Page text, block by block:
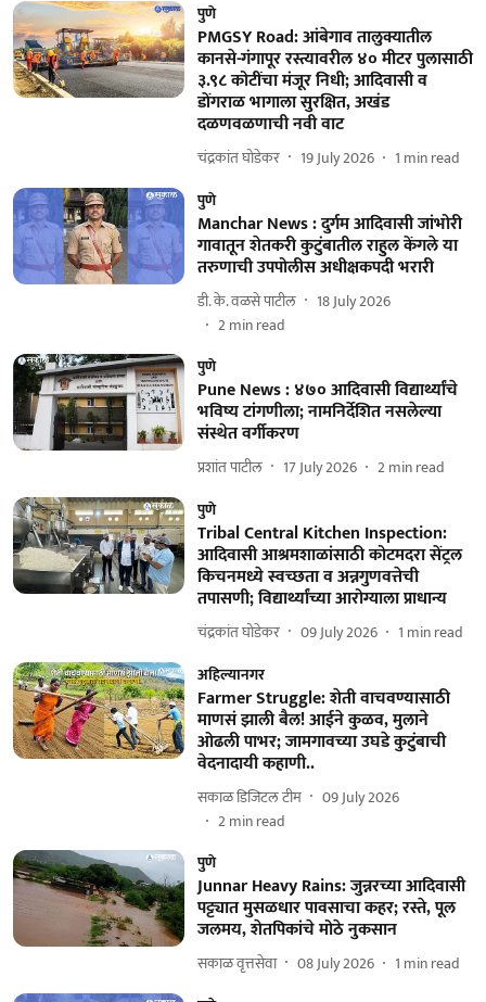
पुणे
PMGSY Road: आंबेगाव तालुक्यातील
कानसे-गंगापूर रस्त्यावरील ४० मीटर पुलासाठी
३.९८ कोटींचा मंजूर निधी; आदिवासी व
डोंगराळ भागाला सुरक्षित, अखंड
दळणवळणाची नवी वाट
चंद्रकांत घोडेकर 19 July 2026 1 min read
पुणे
Manchar News : दुर्गम आदिवासी जांभोरी
गावातून शेतकरी कुटुंबातील राहुल केंगले या
तरुणाची उपपोलीस अधीक्षकपदी भरारी
डी. के. वळसे पाटील
18 July 2026
2min read
पुणे
Pune News : ४७० आदिवासी विद्यार्थ्यांचे
भविष्य टांगणीला; नामनिर्देशित नसलेल्या
संस्थेत वर्गीकरण
प्रशांत पाटील 17 July 2026 2min read
पुणे
Tribal Central Kitchen Inspection:
आदिवासी आश्रमशाळांसाठी कोटमदरा सेंट्रल
किचनमध्ये स्वच्छता व अन्नगुणवत्तेची
तपासणी; विद्यार्थ्यांच्या आरोग्याला प्राधान्य
चंद्रकांत घोडेकर 09 July 2026 1 min read
अहिल्यानगर
Farmer Struggle: शेती वाचवण्यासाठी
माणसं झाली बैल! आईने कुळव, मुलाने
ओढली पाभर; जामगावच्या उघडे कुटुंबाची
वेदनादायी कहाणी..
सकाळ डिजिटल टीम
09 July 2026
2min read
पुणे
Junnar Heavy Rains: जुन्नरच्या आदिवासी
पट्ट्यात मुसळधार पावसाचा कहर; रस्ते, पूल
जलमय, शेतपिकांचे मोठे नुकसान
सकाळ वृत्तसेवा 08 July 2026 1 min read